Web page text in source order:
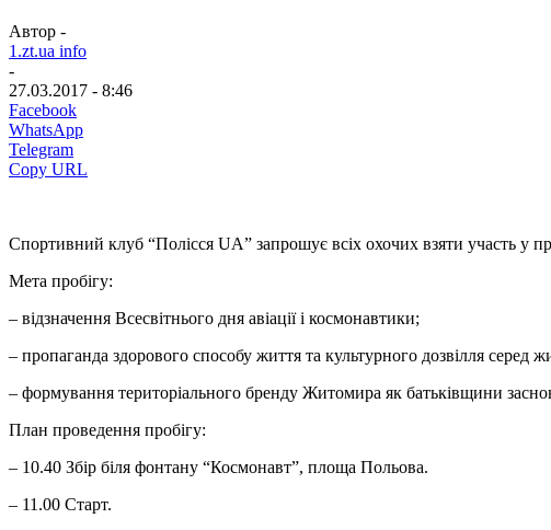
Автор -
1.zt.ua info
-
27.03.2017 - 8:46
Facebook
WhatsApp
Telegram
Copy URL
Спортивний клуб “Полісся UA” запрошує всіх охочих взяти участь у
Мета пробігу:
– відзначення Всесвітнього дня авіації і космонавтики;
– пропаганда здорового способу життя та культурного дозвілля серед
– формування територіального бренду Житомира як батьківщини
План проведення пробігу:
– 10.40 Збір біля фонтану “Космонавт”, площа Польова.
– 11.00 Старт.